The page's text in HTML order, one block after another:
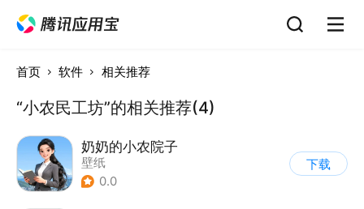
首页 软件 相关推荐
“小农民工坊”的相关推荐(4)
奶奶的小农院子
壁纸
0.0
下载